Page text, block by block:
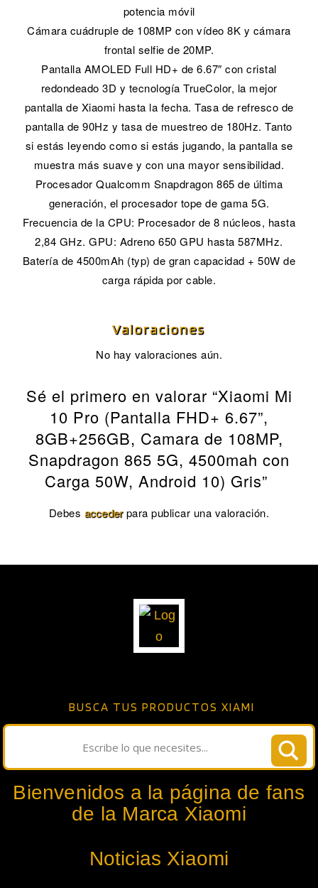
potencia móvil
Cámara cuádruple de 108MP con vídeo 8K y cámara
frontal selfie de 20MP.
Pantalla AMOLED Full HD+ de 6.67″ con cristal
redondeado 3D y tecnología TrueColor, la mejor
pantalla de Xiaomi hasta la fecha. Tasa de refresco de
pantalla de 90Hz y tasa de muestreo de 180Hz. Tanto
si estás leyendo como si estás jugando, la pantalla se
muestra más suave y con una mayor sensibilidad.
Procesador Qualcomm Snapdragon 865 de última
generación, el procesador tope de gama 5G.
Frecuencia de la CPU: Procesador de 8 núcleos, hasta
2,84 GHz. GPU: Adreno 650 GPU hasta 587MHz.
Batería de 4500mAh (typ) de gran capacidad + 50W de
carga rápida por cable.
Valoraciones
No hay valoraciones aún.
Sé el primero en valorar “Xiaomi Mi
10 Pro (Pantalla FHD+ 6.67”,
8GB+256GB, Camara de 108MP,
Snapdragon 865 5G, 4500mah con
Carga 50W, Android 10) Gris”
Debes accederpara publicar una valoración.
BUSCA TUS PRODUCTOS XIAMI
Bienvenidos a la página de fans
de la Marca Xiaomi
Noticias Xiaomi